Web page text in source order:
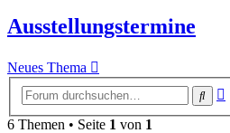
Ausstellungstermine
Neues Thema
6 Themen • Seite 1 von 1